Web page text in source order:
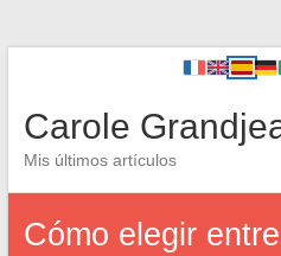
Carole
Mis últimos artículos
Cómo elegir